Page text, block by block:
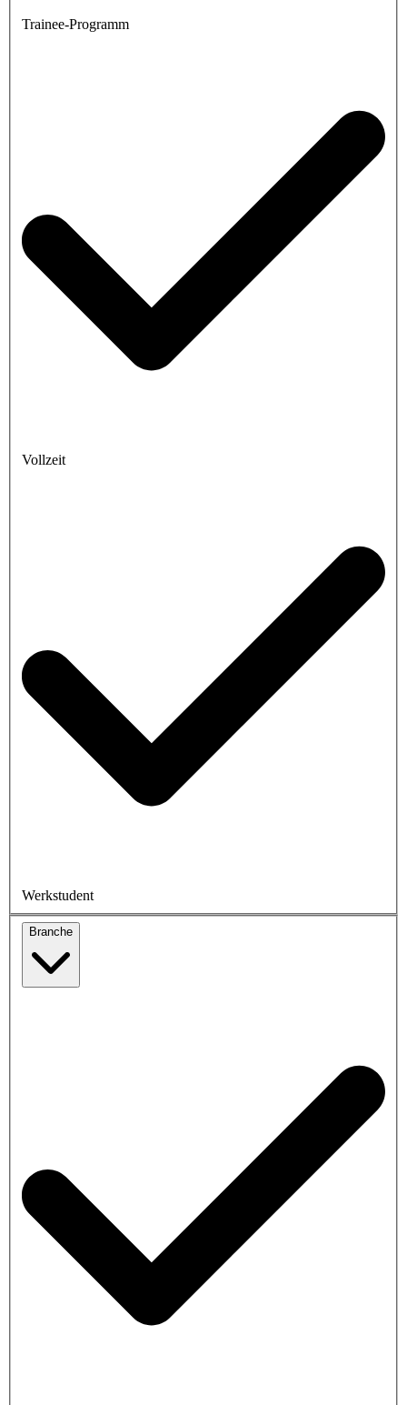
Trainee-Programm
Vollzeit
Werkstudent
Branche